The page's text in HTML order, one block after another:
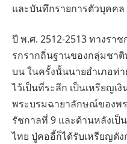
และบันทึกรายการตัวบุคคล
ปี พ.ศ. 2512-2513 ทางรา
รกรากถิ่นฐานของกลุ่มชา
บน ในครั้งนั้นนายอําเภอท่
ไว้เป็นที่ระลึก เป็นเหรียญ
พระบรมฉายาลักษณ์ของพร
รัชกาลที่ 9 และด้านหลังเป็
ไทย ปู่คออี้ก็ได้รับเหรียญดัง